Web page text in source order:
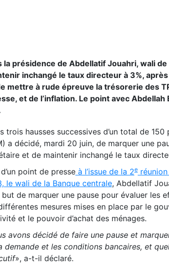
la présidence de Abdellatif Jouahri, wali
inchangé le taux directeur à 3%,
mettre à rude épreuve la trésorerie des
et de l’inflation. Le point avec
trois hausses successives d’un total de
a décidé, mardi 20 juin, de marquer une
et de maintenir inchangé le taux
point de presseà l’issue de la 2eréunion
le wali de la Banque centrale, Abdellatif
de marquer une pause pour évaluer les
mesures mises en place par le
et le pouvoir d’achat des ménages.
avons décidé de faire une pause et
demande et les conditions bancaires, et
», a-t-il déclaré.